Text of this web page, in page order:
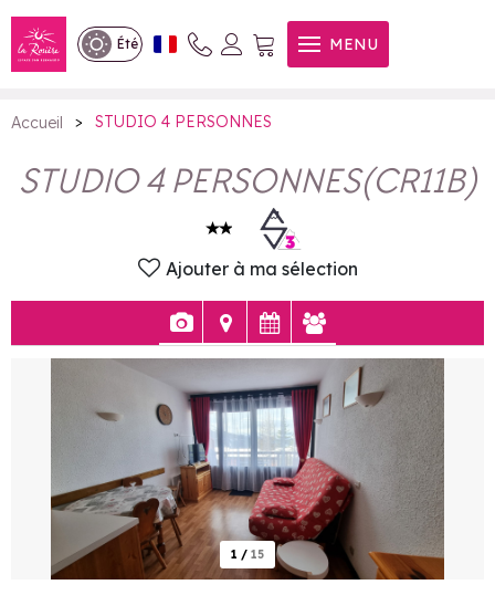
Été MENU
STUDIO 4 PERSONNES
Accueil > STUDIO 4 PERSONNES
STUDIO 4 PERSONNES(CR11B)
Ajouter à ma sélection
1 / 15